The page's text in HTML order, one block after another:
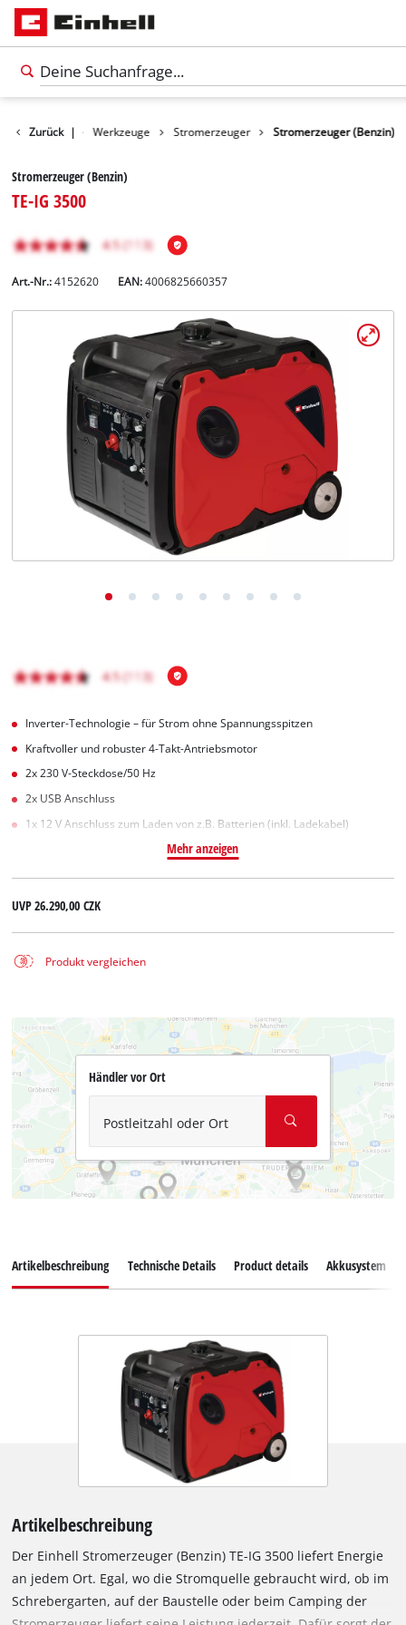
Deutsch
English
čeština
Zurück |
Produkte Werkzeuge Stromerzeuger Stromerzeuger (Benzin)
Stromerzeuger (Benzin)
TE-IG 3500
Art.-Nr.: 4152620 EAN:4006825660357
Inverter-Technologie – für Strom ohne Spannungsspitzen
Kraftvoller und robuster 4-Takt-Antriebsmotor
2x 230 V-Steckdose/50 Hz
2x USB Anschluss
1x 12 V Anschluss zum Laden von z.B. Batterien (inkl. Ladekabel)
Mehr anzeigen
UVP26.290,00 CZK
Produkt vergleichen
Händler vor Ort
Postleitzahl oder Ort
Artikelbeschreibung Technische Details Product details Akkusystem
Artikelbeschreibung
Der Einhell Stromerzeuger (Benzin) TE-IG 3500 liefert Energie
an jedem Ort. Egal, wo die Stromquelle gebraucht wird, ob im
Schrebergarten, auf der Baustelle oder beim Camping der